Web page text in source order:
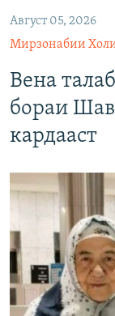
Август 05, 2026
Мирзонабии
Вена
бораи
кардааст